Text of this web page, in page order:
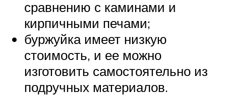
сравнению с каминами и
кирпичными печами;
буржуйка имеет низкую
стоимость, и ее можно
изготовить самостоятельно из
подручных материалов.